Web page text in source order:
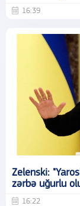
16:39
Zelenski:
zərbə uğurlu
16:22